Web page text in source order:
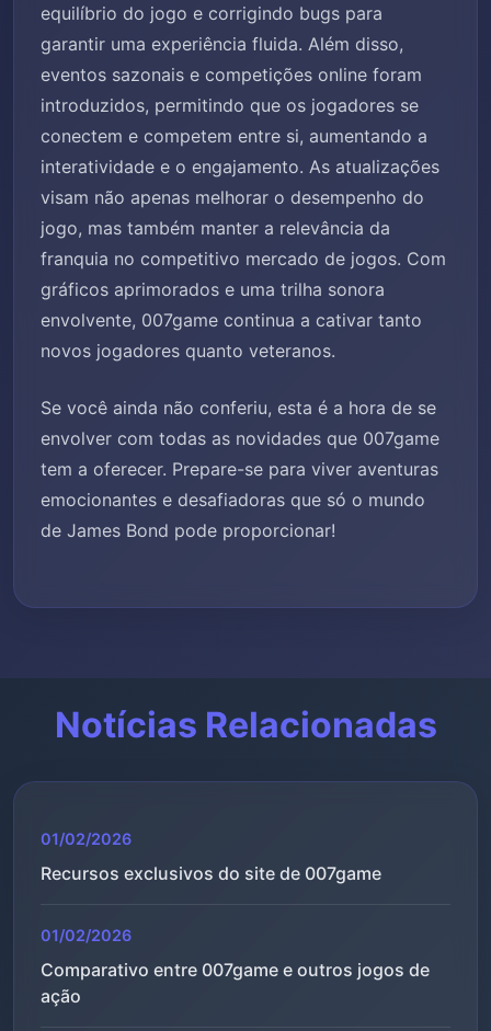
equilíbrio do jogo e corrigindo bugs para
garantir uma experiência fluida. Além disso,
eventos sazonais e competições online foram
introduzidos, permitindo que os jogadores se
conectem e competem entre si, aumentando a
interatividade e o engajamento. As atualizações
visam não apenas melhorar o desempenho do
jogo, mas também manter a relevância da
franquia no competitivo mercado de jogos. Com
gráficos aprimorados e uma trilha sonora
envolvente, 007game continua a cativar tanto
novos jogadores quanto veteranos.
Se você ainda não conferiu, esta é a hora de se
envolver com todas as novidades que 007game
tem a oferecer. Prepare-se para viver aventuras
emocionantes e desafiadoras que só o mundo
de James Bond pode proporcionar!
Notícias Relacionadas
01/02/2026
Recursos exclusivos do site de 007game
01/02/2026
Comparativo entre 007game e outros jogos de
ação